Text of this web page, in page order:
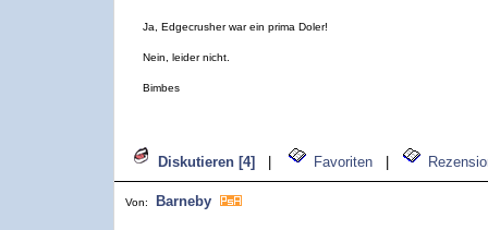
Ja, Edgecrusher war ein prima Doler!
Nein, leider nicht.
Bimbes
Diskutieren [4] Favoriten
Von: Barneby